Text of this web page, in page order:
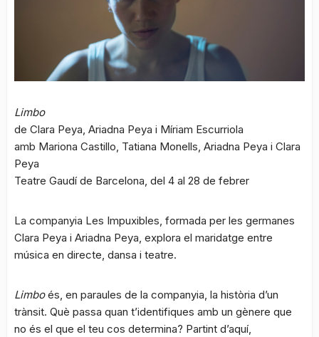
Limbo
de Clara Peya, Ariadna Peya i Míriam Escurriola
amb Mariona Castillo, Tatiana Monells, Ariadna Peya i Clara
Peya
Teatre Gaudí de Barcelona, del 4 al 28 de febrer
La companyia Les Impuxibles, formada per les germanes
Clara Peya i Ariadna Peya, explora el maridatge entre
música en directe, dansa i teatre.
Limboés, en paraules de la companyia, la història d’un
trànsit. Què passa quan t’identifiques amb un gènere que
no és el que el teu cos determina? Partint d’aquí,